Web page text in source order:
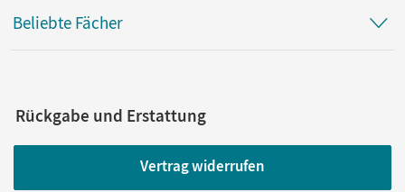
Beliebte Fächer
Rückgabe und Erstattung
Vertrag widerrufen